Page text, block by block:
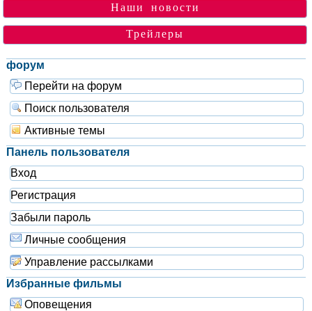
Наши новости
Трейлеры
форум
Перейти на форум
Поиск пользователя
Активные темы
Панель пользователя
Вход
Регистрация
Забыли пароль
Личные сообщения
Управление рассылками
Избранные фильмы
Оповещения